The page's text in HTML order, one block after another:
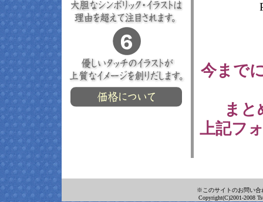
今まで
まと
上記フ
※このサイトのお問い合
Copyright(C)2001-2008